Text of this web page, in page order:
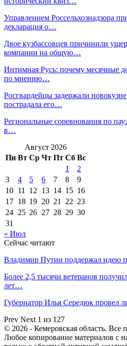
Управлением Россельхознадзора
декларация о…
Двое кузбассовцев причинили
компании на общую…
Интимная Русь: почему месячные
по мнению…
Росгвардейцы задержали
пострадала его…
Региональные соревнования по
в…
Август 2026
Пн Вт Ср Чт Пт Сб Вс
1
2
3
4 5 6 7 8
9
10 11 12 13 14 15 16
17 18 19 20 21 22 23
24 25 26 27 28 29 30
31
« Июл
Сейчас читают
Владимир Путин поддержал идею
Более 2,5 тысячи ветеранов
лет…
Губернатор Илья Середюк провел
Prev Next 1 из 127
© 2026 - Кемеровская область. Все
Любое копирование материалов с